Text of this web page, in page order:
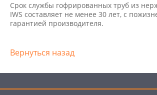
Срок службы гофрированных труб из
IWS составляет не менее 30 лет, с
гарантией производителя.
Вернуться назад